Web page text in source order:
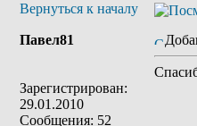
Вернуться к началу
Павел81
Зарегистрирован:
29.01.2010
Сообщения: 52